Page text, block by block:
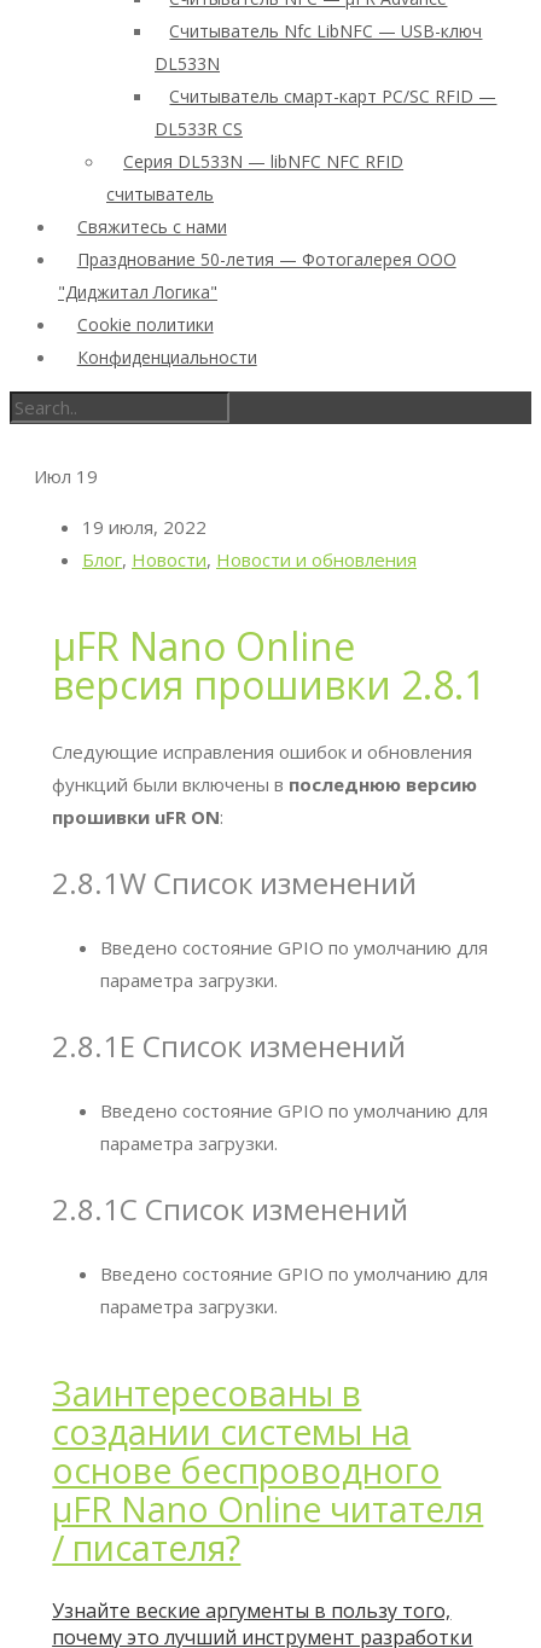
Считыватель Nfc LibNFC — USB-ключ
DL533N
Считыватель смарт-карт PC/SC RFID —
DL533R CS
Серия DL533N — libNFC NFC RFID
считыватель
Свяжитесь с нами
Празднование 50-летия — Фотогалерея ООО
"Диджитал Логика"
Cookie политики
Конфиденциальности
Июл 19
19 июля, 2022
Блог, Новости, Новости и обновления
μFR Nano Online
версия прошивки 2.8.1
Следующие исправления ошибок и обновления
функций были включены в последнюю версию
прошивки uFR ON:
2.8.1W Список изменений
Введено состояние GPIO по умолчанию для
параметра загрузки.
2.8.1E Список изменений
Введено состояние GPIO по умолчанию для
параметра загрузки.
2.8.1С Список изменений
Введено состояние GPIO по умолчанию для
параметра загрузки.
Заинтересованы в
создании системы на
основе беспроводного
μFR Nano Online читателя
/ писателя?
Узнайте веские аргументы в пользу того,
почему это лучший инструмент разработки